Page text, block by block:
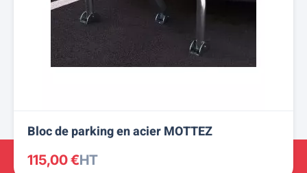
Bloc de parking en acier MOTTEZ
115,00 €HT